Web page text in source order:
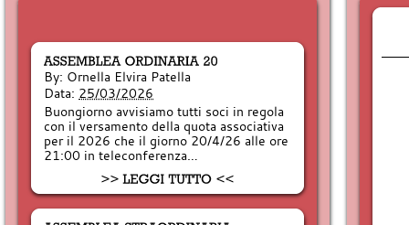
By: Ornella Elvira Patella
Data: 25/03/2026
Buongiorno avvisiamo tutti soci in regola
con il versamento della quota associativa
per il 2026 che il giorno 20/4/26 alle ore
21:00 in teleconferenza…